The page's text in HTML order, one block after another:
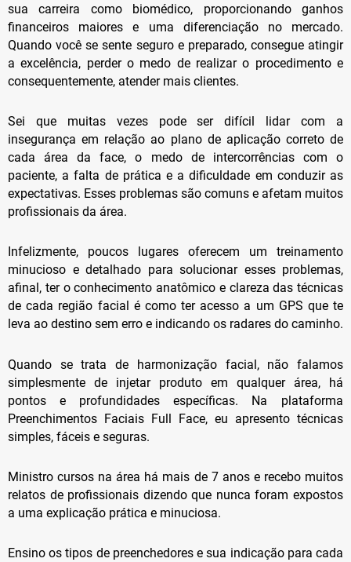
sua carreira como biomédico, proporcionando ganhos
financeiros maiores e uma diferenciação no mercado.
Quando você se sente seguro e preparado, consegue atingir
a excelência, perder o medo de realizar o procedimento e
consequentemente, atender mais clientes.
Sei que muitas vezes pode ser difícil lidar com a
insegurança em relação ao plano de aplicação correto de
cada área da face, o medo de intercorrências com o
paciente, a falta de prática e a dificuldade em conduzir as
expectativas. Esses problemas são comuns e afetam muitos
profissionais da área.
Infelizmente, poucos lugares oferecem um treinamento
minucioso e detalhado para solucionar esses problemas,
afinal, ter o conhecimento anatômico e clareza das técnicas
de cada região facial é como ter acesso a um GPS que te
leva ao destino sem erro e indicando os radares do caminho.
Quando se trata de harmonização facial, não falamos
simplesmente de injetar produto em qualquer área, há
pontos e profundidades específicas. Na plataforma
Preenchimentos Faciais Full Face, eu apresento técnicas
simples, fáceis e seguras.
Ministro cursos na área há mais de 7 anos e recebo muitos
relatos de profissionais dizendo que nunca foram expostos
a uma explicação prática e minuciosa.
Ensino os tipos de preenchedores e sua indicação para cada